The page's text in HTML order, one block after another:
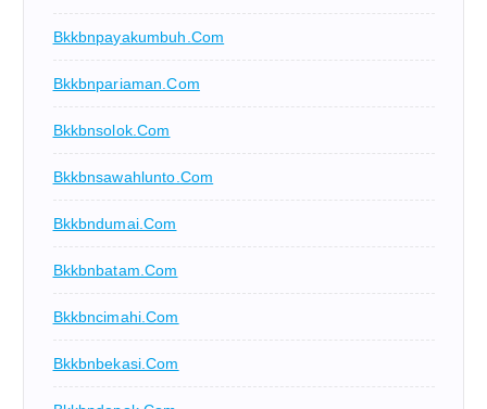
Bkkbnpayakumbuh.com
Bkkbnpariaman.com
Bkkbnsolok.com
Bkkbnsawahlunto.com
Bkkbndumai.com
Bkkbnbatam.com
Bkkbncimahi.com
Bkkbnbekasi.com